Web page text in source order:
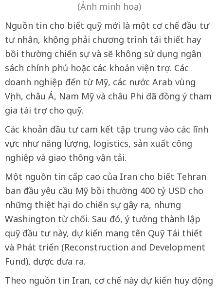
(Ảnh minh hoạ)
Nguồn tin cho biết quỹ mới là một cơ chế đầu tư
tư nhân, không phải chương trình tái thiết hay
bồi thường chiến sự và sẽ không sử dụng ngân
sách chính phủ hoặc các khoản viện trợ. Các
doanh nghiệp đến từ Mỹ, các nước Arab vùng
Vịnh, châu Á, Nam Mỹ và châu Phi đã đồng ý tham
gia tài trợ cho quỹ.
Các khoản đầu tư cam kết tập trung vào các lĩnh
vực như năng lượng, logistics, sản xuất công
nghiệp và giao thông vận tải.
Một nguồn tin cấp cao của Iran cho biết Tehran
ban đầu yêu cầu Mỹ bồi thường 400 tỷ USD cho
những thiệt hại do chiến sự gây ra, nhưng
Washington từ chối. Sau đó, ý tưởng thành lập
quỹ đầu tư này, dự kiến mang tên Quỹ Tái thiết
và Phát triển (Reconstruction and Development
Fund), được đưa ra.
Theo nguồn tin Iran, cơ chế này dự kiến huy động